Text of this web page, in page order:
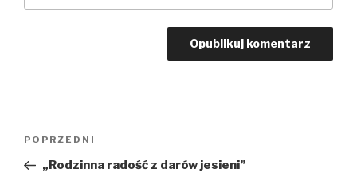
Nawigacja
Poprzedni
wpis
POPRZEDNI
„Rodzinna radość z darów jesieni”